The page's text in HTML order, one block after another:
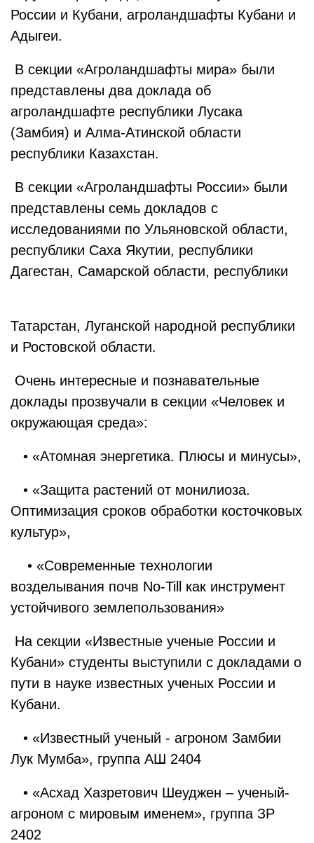
России и Кубани, агроландшафты Кубани и
Адыгеи.
В секции «Агроландшафты мира» были
представлены два доклада об
агроландшафте республики Лусака
(Замбия) и Алма-Атинской области
республики Казахстан.
В секции «Агроландшафты России» были
представлены семь докладов с
исследованиями по Ульяновской области,
республики Саха Якутии, республики
Дагестан, Самарской области, республики
Татарстан, Луганской народной республики
и Ростовской области.
Очень интересные и познавательные
доклады прозвучали в секции «Человек и
окружающая среда»:
• «Атомная энергетика. Плюсы и минусы»,
• «Защита растений от монилиоза.
Оптимизация сроков обработки косточковых
культур»,
• «Современные технологии
возделывания почв No-Till как инструмент
устойчивого землепользования»
На секции «Известные ученые России и
Кубани» студенты выступили с докладами о
пути в науке известных ученых России и
Кубани.
• «Известный ученый - агроном Замбии
Лук Мумба», группа АШ 2404
• «Асхад Хазретович Шеуджен – ученый-
агроном с мировым именем», группа ЗР
2402